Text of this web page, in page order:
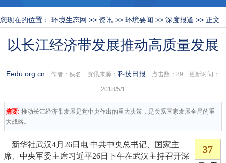
您现在的位置： 环境生态网 >> 资讯 >> 环境要闻 >> 深度报道 >> 正文
以长江经济带发展推动高质量发展
Eedu.org.cn 作者：佚名 资讯来源：科技日报 点击数：89 更新时间：
2018/5/1
摘要: 推动长江经济带发展是党中央作出的重大决策，是关系国家发展全局的重
大战略。
新华社武汉4月26日电 中共中央总书记、国家主
席、中央军委主席习近平26日下午在武汉主持召开深